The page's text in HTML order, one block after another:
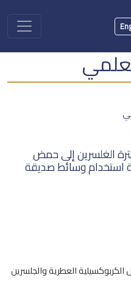
الغلسرين إلى حمض
استخدام وسائط صديقة
العطرية والجلسرين